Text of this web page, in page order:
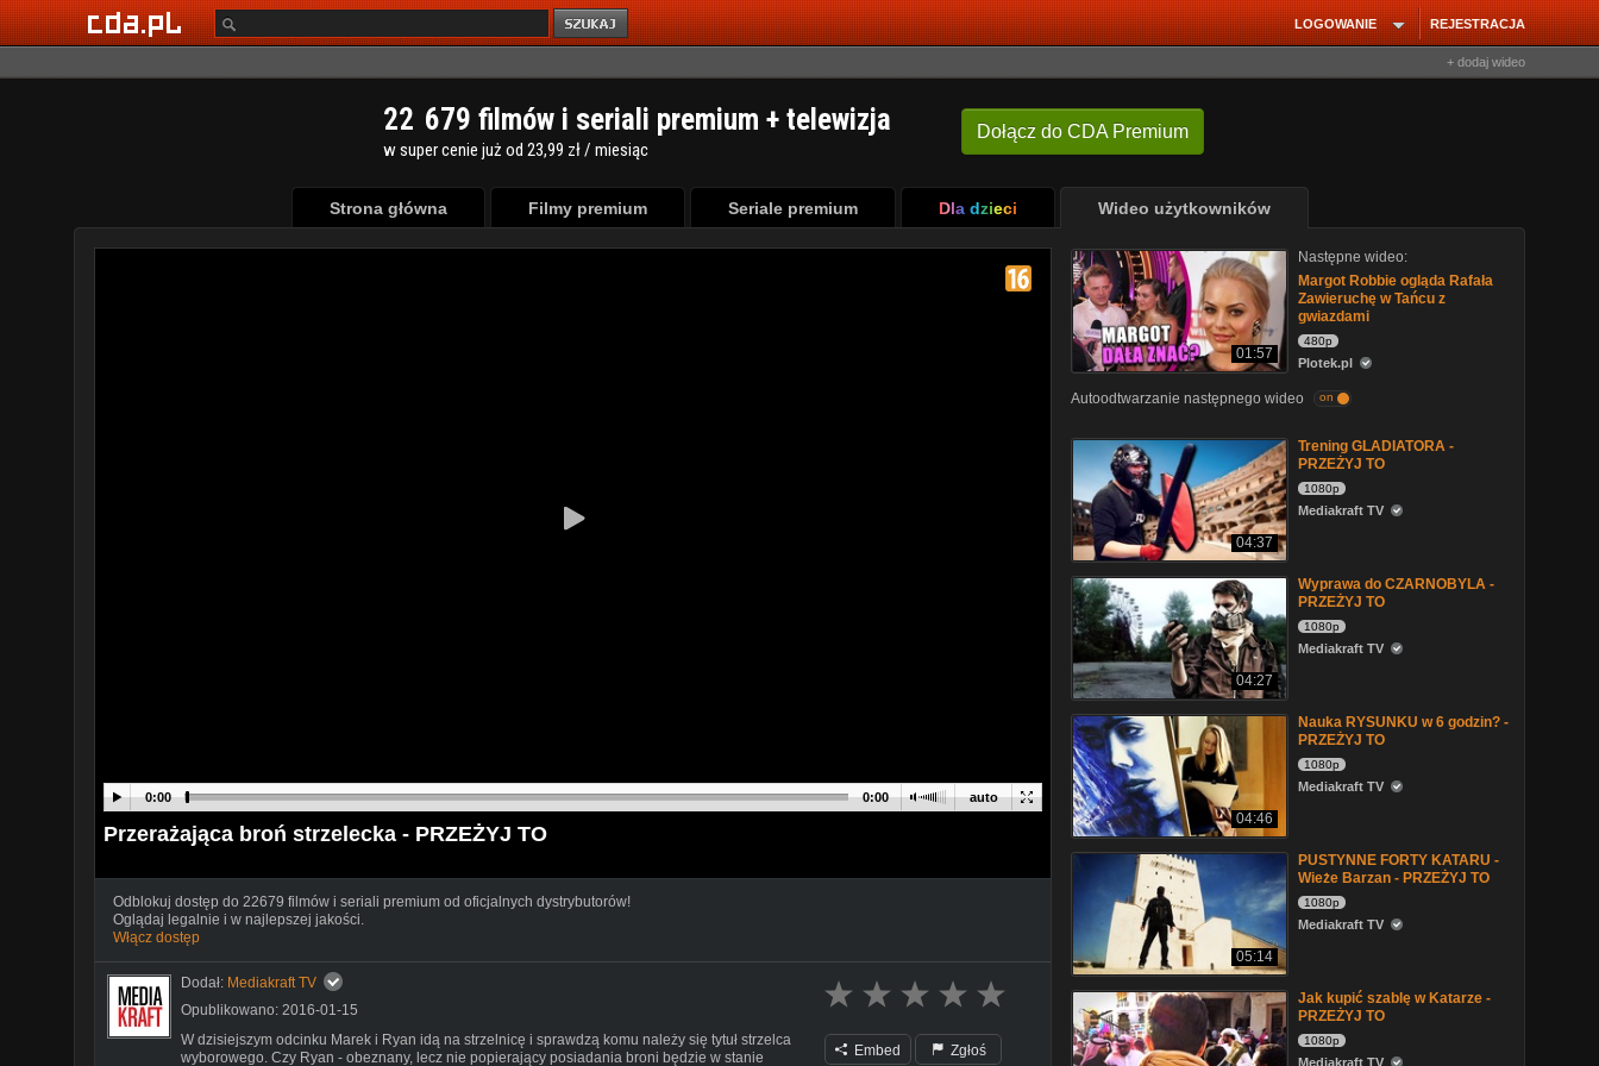
REJESTRACJA
LOGOWANIE
+ dodaj wideo
Dołącz do CDA Premium
22 679 filmów i seriali premium + telewizja
w super cenie już od 23,99 zł / miesiąc
Strona główna Filmy premium Seriale premium Dla dzieci Wideo użytkowników
auto
0:00 0:00
Przerażająca broń strzelecka - PRZEŻYJ TO
Odblokuj dostęp do 22679 filmów i seriali premium od oficjalnych dystrybutorów!
Oglądaj legalnie i w najlepszej jakości.
Włącz dostęp
Dodał: Mediakraft TV
Opublikowano: 2016-01-15
W dzisiejszym odcinku Marek i Ryan idą na strzelnicę i sprawdzą komu należy się tytuł strzelca
wyborowego. Czy Ryan - obeznany, lecz nie popierający posiadania broni będzie w stanie
Embed Zgłoś
01:57
Następne wideo:
Margot Robbie ogląda Rafała
Zawieruchę w Tańcu z
gwiazdami
480p
Plotek.pl
Autoodtwarzanie następnego wideo on
04:37
Trening GLADIATORA -
PRZEŻYJ TO
1080p
Mediakraft TV
04:27
Wyprawa do CZARNOBYLA -
PRZEŻYJ TO
1080p
Mediakraft TV
04:46
Nauka RYSUNKU w 6 godzin? -
PRZEŻYJ TO
1080p
Mediakraft TV
05:14
PUSTYNNE FORTY KATARU -
Wieże Barzan - PRZEŻYJ TO
1080p
Mediakraft TV
Jak kupić szablę w Katarze -
PRZEŻYJ TO
1080p
Mediakraft TV